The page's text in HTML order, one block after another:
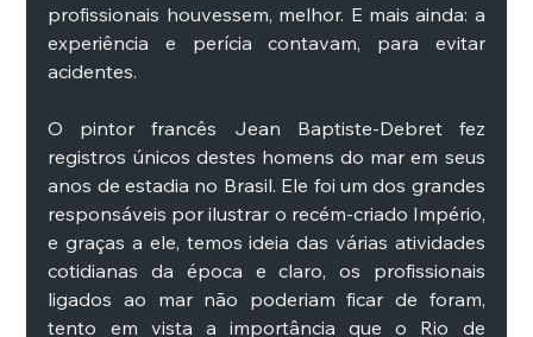
profissionais houvessem, melhor. E mais ainda: a
experiência e perícia contavam, para evitar
acidentes.
O pintor francês Jean Baptiste-Debret fez
registros únicos destes homens do mar em seus
anos de estadia no Brasil. Ele foi um dos grandes
responsáveis por ilustrar o recém-criado Império,
e graças a ele, temos ideia das várias atividades
cotidianas da época e claro, os profissionais
ligados ao mar não poderiam ficar de foram,
tento em vista a importância que o Rio de